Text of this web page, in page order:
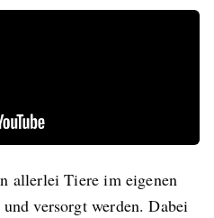
allerlei Tiere im eigenen
versorgt werden. Dabei